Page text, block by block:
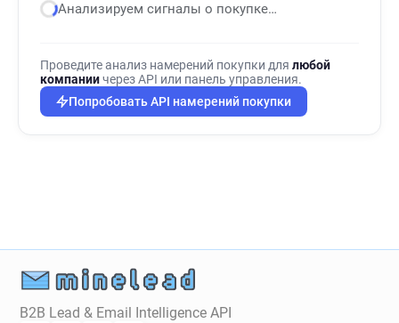
Анализируем сигналы о покупке…
Проведите анализ намерений покупки для любой
компаниичерез API или панель управления.
Попробовать API намерений покупки
B2B Lead & Email Intelligence API